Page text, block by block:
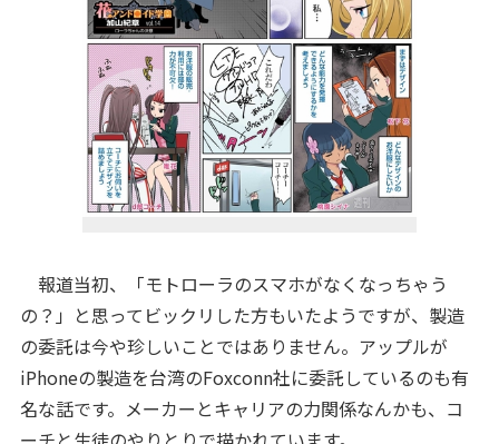
報道当初、
「モトローラのスマホがなくなっちゃう
の？」と思ってビックリした方もいたようですが、製造
の委託は今や珍しいことではありません。アップルが
iPhoneの製造を台湾のFoxconn社に委託しているのも有
名な話です。メーカーとキャリアの力関係なんかも、コ